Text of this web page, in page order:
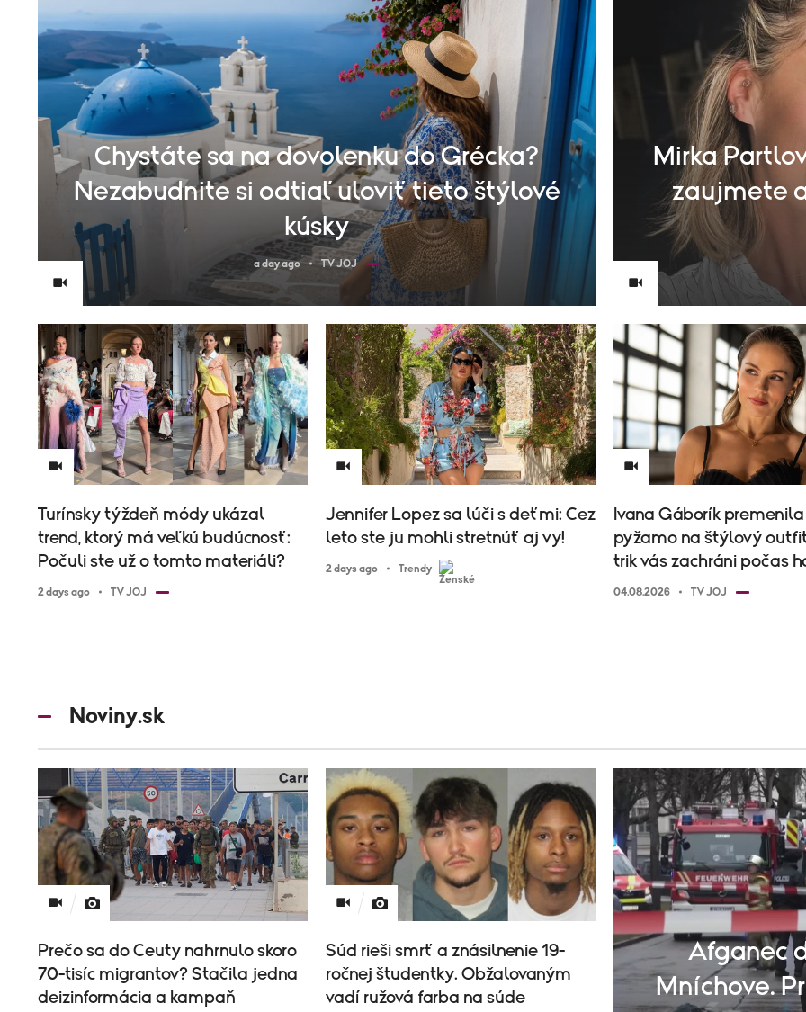
Chystáte sa na dovolenku do Grécka?
Nezabudnite si odtiaľ uloviť tieto štýlové
kúsky
a day ago TV JOJ
Mirka
zaujmete
Turínsky týždeň módy ukázal
trend, ktorý má veľkú budúcnosť:
Počuli ste už o tomto materiáli?
2 days ago TV JOJ
Jennifer Lopez sa lúči s deťmi: Cez
leto ste ju mohli stretnúť aj vy!
2 days ago Trendy
Ivana Gáborík
pyžamo na štýlový
trik vás zachráni počas
04.08.2026 TV JOJ
Noviny.sk
Prečo sa do Ceuty nahrnulo skoro
70-tisíc migrantov? Stačila jedna
deizinformácia a kampaň
Súd rieši smrť a znásilnenie 19-
ročnej študentky. Obžalovaným
vadí ružová farba na súde
Afganec
Mníchove.